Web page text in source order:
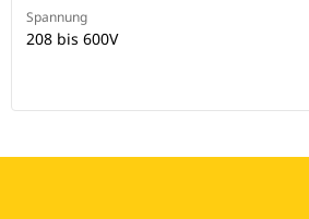
Spannung
208 bis 600V